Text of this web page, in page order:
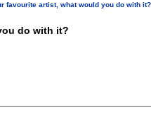
favourite artist, what would you do with it?
do with it?